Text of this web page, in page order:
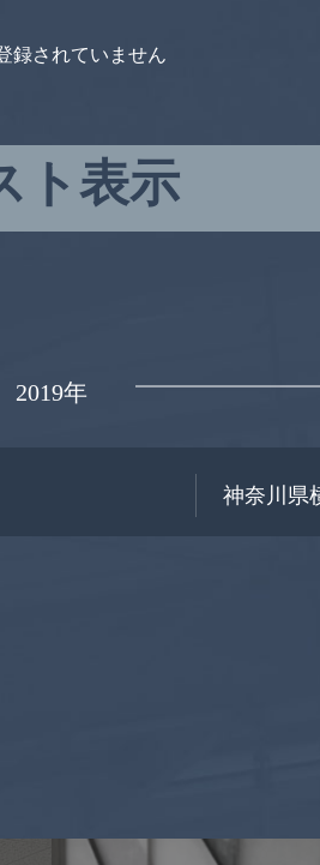
録されていません
ト表示
2019年
神奈川県